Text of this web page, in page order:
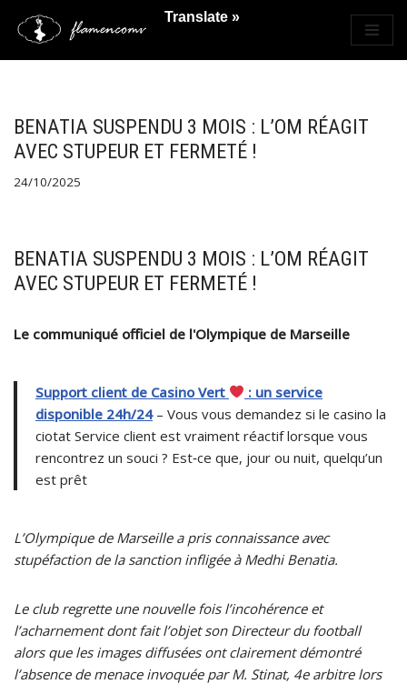
Saltar
BENATIA SUSPENDU 3 MOIS : L’OM RÉAGIT
AVEC STUPEUR ET FERMETÉ !
24/10/2025
BENATIA SUSPENDU 3 MOIS : L’OM RÉAGIT
AVEC STUPEUR ET FERMETÉ !
Le communiqué officiel de l'Olympique de Marseille
Support client de Casino Vert
: un service
disponible 24h/24– Vous vous demandez si le casino la
ciotat Service client est vraiment réactif lorsque vous
rencontrez un souci ? Est‑ce que, jour ou nuit, quelqu’un
est prêt
L’Olympique de Marseille a pris connaissance avec
stupéfaction de la sanction infligée à Medhi Benatia.
Le club regrette une nouvelle fois l’incohérence et
l’acharnement dont fait l’objet son Directeur du football
alors que les images diffusées ont clairement démontré
l’absence de menace invoquée par M. Stinat, 4e arbitre lors
Translate »